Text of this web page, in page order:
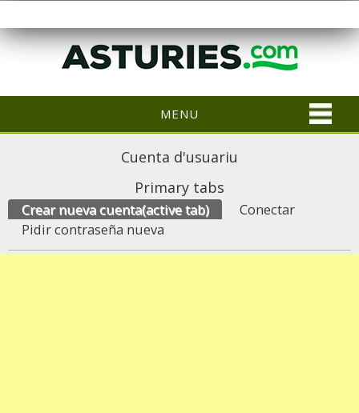
MENU
Cuenta d'usuariu
Primary tabs
Crear nueva cuenta(active tab)
Conectar
Pidir contraseña nueva